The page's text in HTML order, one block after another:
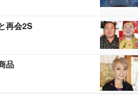
再会2S
品